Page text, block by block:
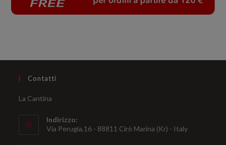
Contatti
La Cantina
Indirizzo:
Via Perugia,16 - 88811 Cirò Marina (Kr) - Italy